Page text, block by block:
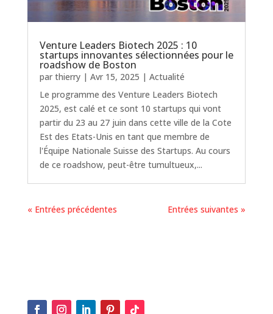
Venture Leaders Biotech 2025 : 10
startups innovantes sélectionnées pour le
roadshow de Boston
par thierry| Avr 15, 2025 | Actualité
Le programme des Venture Leaders Biotech
2025, est calé et ce sont 10 startups qui vont
partir du 23 au 27 juin dans cette ville de la Cote
Est des Etats-Unis en tant que membre de
l'Équipe Nationale Suisse des Startups. Au cours
de ce roadshow, peut-être tumultueux,...
« Entrées précédentes Entrées suivantes »